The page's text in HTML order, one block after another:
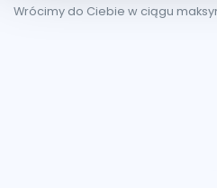
Wrócimy do Ciebie w ciągu